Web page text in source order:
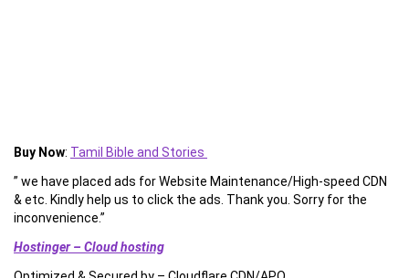
Buy Now: Tamil Bible and Stories
” we have placed ads for Website Maintenance/High-speed CDN
& etc. Kindly help us to click the ads. Thank you. Sorry for the
inconvenience.”
Hostinger – Cloud hosting